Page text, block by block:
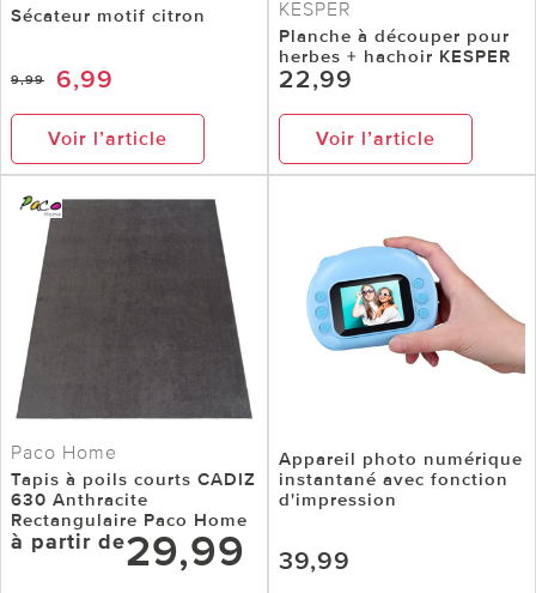
Sécateur motif citron
9,99 6,99
Voir l’article
KESPER
Planche à découper pour
herbes + hachoir KESPER
22,99
Voir l’article
Paco Home
Tapis à poils courts CADIZ
630 Anthracite
Rectangulaire Paco Home
à partir de29,99
Appareil photo numérique
instantané avec fonction
d'impression
39,99